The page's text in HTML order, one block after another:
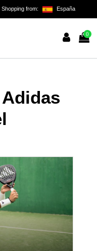
Shopping from: España
0